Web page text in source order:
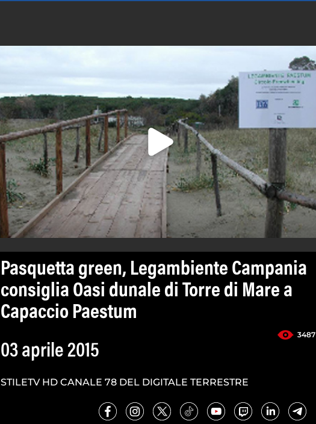
Pasquetta green, Legambiente Campania
consiglia Oasi dunale di Torre di Mare a
Capaccio Paestum
3487
03 aprile 2015
STILETV HD CANALE 78 DEL DIGITALE TERRESTRE